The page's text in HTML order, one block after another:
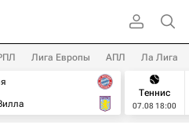
Лига Европы АПЛ Ла Лига
Теннис
07.08 18:00